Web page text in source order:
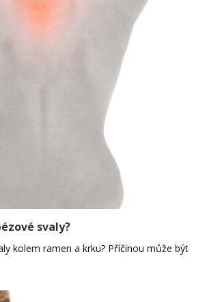
svaly?
kolem ramen a krku? Příčinou může být